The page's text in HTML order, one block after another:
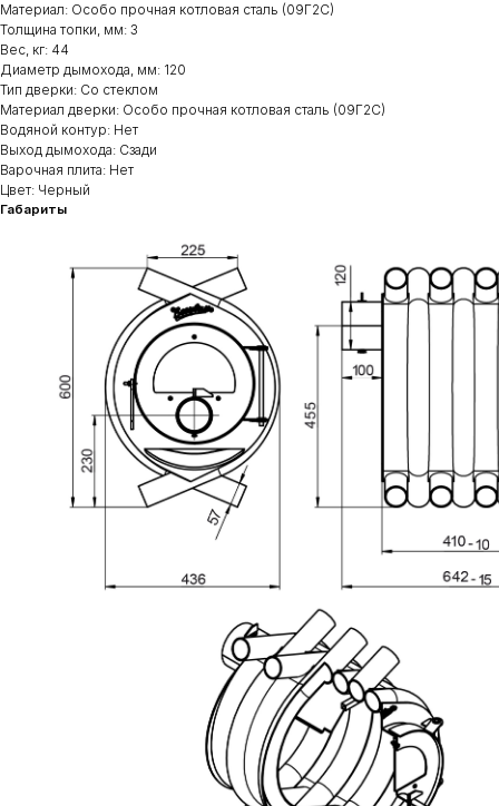
Материал: Особо прочная котловая сталь (09Г2С)
Толщина топки, мм: 3
Вес, кг: 44
Диаметр дымохода, мм: 120
Тип дверки: Со стеклом
Материал дверки: Особо прочная котловая сталь (09Г2С)
Водяной контур: Нет
Выход дымохода: Сзади
Варочная плита: Нет
Цвет: Черный
Габариты